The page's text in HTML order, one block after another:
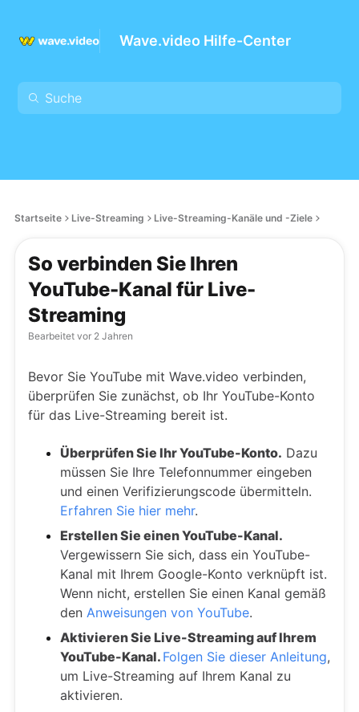
Wave.video Hilfe-Center
Startseite Live-Streaming Live-Streaming-Kanäle und -Ziele
So verbinden Sie Ihren
YouTube-Kanal für Live-
Streaming
Bearbeitet vor 2 Jahren
Bevor Sie YouTube mit Wave.video verbinden,
überprüfen Sie zunächst, ob Ihr YouTube-Konto
für das Live-Streaming bereit ist.
Überprüfen Sie Ihr YouTube-Konto. Dazu
müssen Sie Ihre Telefonnummer eingeben
und einen Verifizierungscode übermitteln.
Erfahren Sie hier mehr.
Erstellen Sie einen YouTube-Kanal.
Vergewissern Sie sich, dass ein YouTube-
Kanal mit Ihrem Google-Konto verknüpft ist.
Wenn nicht, erstellen Sie einen Kanal gemäß
den Anweisungen von YouTube.
Aktivieren Sie Live-Streaming auf Ihrem
YouTube-Kanal. Folgen Sie dieser Anleitung,
um Live-Streaming auf Ihrem Kanal zu
aktivieren.